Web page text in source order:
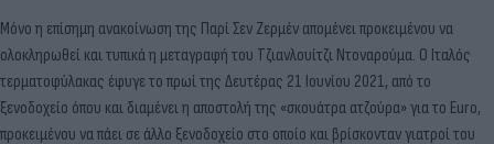
Μόνο η επίσημη ανακοίνωση της Παρί Σεν Ζερμέν απομένει προκειμένου να
ολοκληρωθεί και τυπικά η μεταγραφή του Τζιανλουίτζι Ντοναρούμα. Ο Ιταλός
τερματοφύλακας έφυγε το πρωί της Δευτέρας 21 Ιουνίου 2021, από το
ξενοδοχείο όπου και διαμένει η αποστολή της «σκουάτρα ατζούρα» για το Euro,
προκειμένου να πάει σε άλλο ξενοδοχείο στο οποίο και βρίσκονταν γιατροί του